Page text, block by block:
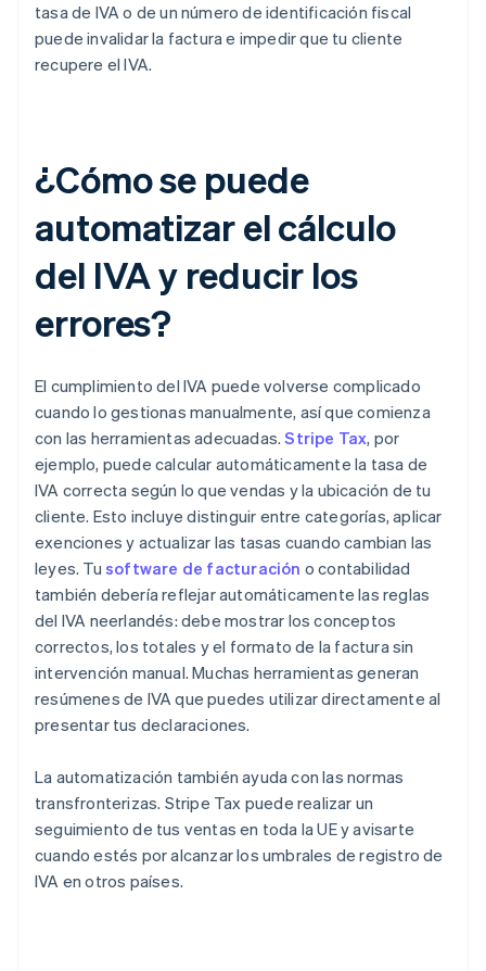
tasa de IVA o de un número de identificación fiscal
puede invalidar la factura e impedir que tu cliente
recupere el IVA.
¿Cómo se puede
automatizar el cálculo
del IVA y reducir los
errores?
El cumplimiento del IVA puede volverse complicado
cuando lo gestionas manualmente, así que comienza
con las herramientas adecuadas.Stripe Tax, por
ejemplo, puede calcular automáticamente la tasa de
IVA correcta según lo que vendas y la ubicación de tu
cliente. Esto incluye distinguir entre categorías, aplicar
exenciones y actualizar las tasas cuando cambian las
leyes. Tu software de facturación o contabilidad
también debería reflejar automáticamente las reglas
del IVA neerlandés: debe mostrar los conceptos
correctos, los totales y el formato de la factura sin
intervención manual. Muchas herramientas generan
resúmenes de IVA que puedes utilizar directamente al
presentar tus declaraciones.
La automatización también ayuda con las normas
transfronterizas. Stripe Tax puede realizar un
seguimiento de tus ventas en toda la UE y avisarte
cuando estés por alcanzar los umbrales de registro de
IVA en otros países.